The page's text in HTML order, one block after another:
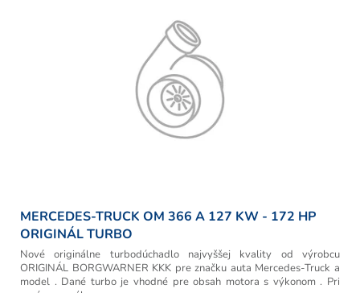
MERCEDES-TRUCK OM 366 A 127 KW - 172 HP
ORIGINÁL TURBO
Nové originálne turbodúchadlo najvyššej kvality od výrobcu
ORIGINÁL BORGWARNER KKK pre značku auta Mercedes-Truck a
model . Dané turbo je vhodné pre obsah motora s výkonom . Pri